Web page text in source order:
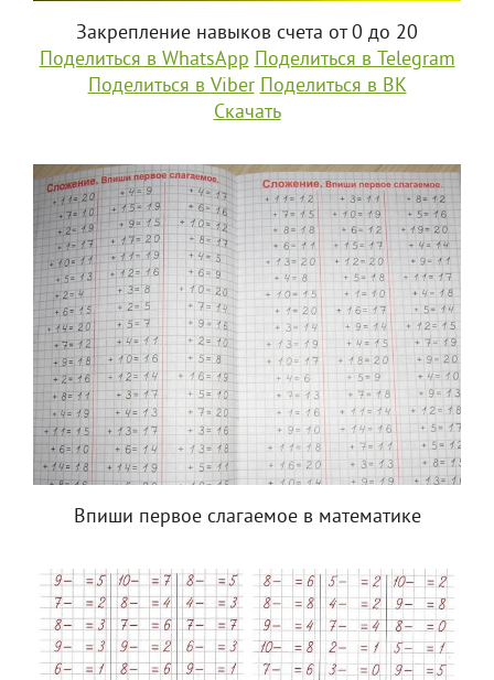
Закрепление навыков счета от 0 до 20
Поделиться в WhatsApp Поделиться в Telegram
Поделиться в Viber Поделиться в ВК
Скачать
Впиши первое слагаемое в математике